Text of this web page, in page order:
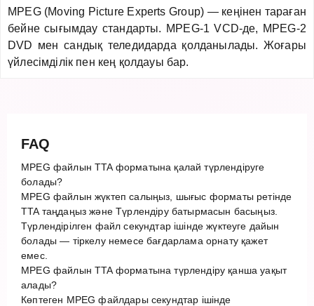
MPEG (Moving Picture Experts Group) — кеңінен тараған
бейне сығымдау стандарты. MPEG-1 VCD-де, MPEG-2
DVD мен сандық теледидарда қолданылады. Жоғары
үйлесімділік пен кең қолдауы бар.
FAQ
MPEG файлын TTA форматына қалай түрлендіруге
болады?
MPEG файлын жүктеп салыңыз, шығыс форматы ретінде
TTA таңдаңыз және Түрлендіру батырмасын басыңыз.
Түрлендірілген файл секундтар ішінде жүктеуге дайын
болады — тіркелу немесе бағдарлама орнату қажет
емес.
MPEG файлын TTA форматына түрлендіру қанша уақыт
алады?
Көптеген MPEG файлдары секундтар ішінде